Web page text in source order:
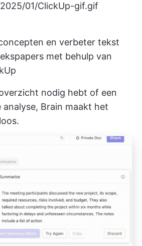
01/ClickUp-gif.gif
en verbeter tekst
met behulp van
nodig hebt of een
analyse, Brain maakt het